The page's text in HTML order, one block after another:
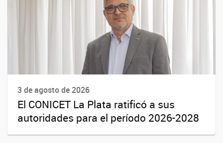
3 de agosto de 2026
El CONICET La Plata ratificó a sus
autoridades para el período 2026-2028